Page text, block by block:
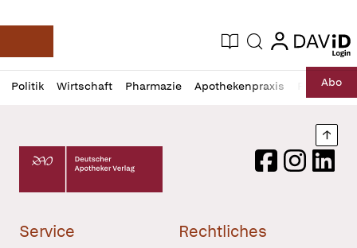
Deutsche Apotheker Zeitung
Aktuelle Ausgabe
Suche login
login
Politik Wirtschaft Pharmazie Apothekenpraxis RechtAbo
Profil
öffnen
Daz
Pur
Deutscher Apotheker Verlag Logo
FacebookInstagram
Service Rechtliches